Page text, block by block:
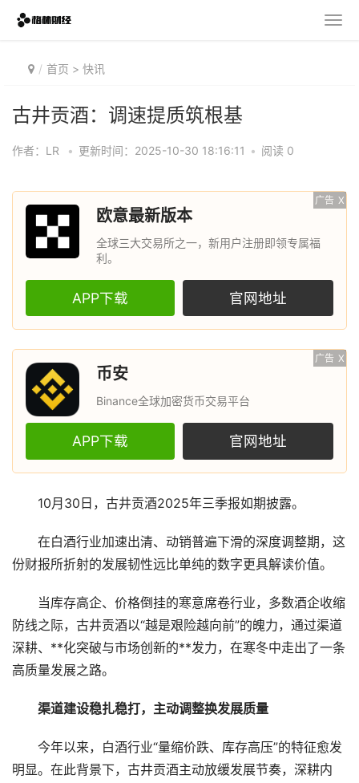
首页 > 快讯
古井贡酒：调速提质筑根基
作者：LR • 更新时间：2025-10-30 18:16:11 • 阅读 0
广告 X
欧意最新版本
全球三大交易所之一，新用户注册即领专属福
利。
APP下载 官网地址
广告 X
币安
Binance全球加密货币交易平台
APP下载 官网地址
10月30日，古井贡酒2025年三季报如期披露。
在白酒行业加速出清、动销普遍下滑的深度调整期，这
份财报所折射的发展韧性远比单纯的数字更具解读价值。
当库存高企、价格倒挂的寒意席卷行业，多数酒企收缩
防线之际，古井贡酒以“越是艰险越向前”的魄力，通过渠道
深耕、**化突破与市场创新的**发力，在寒冬中走出了一条
高质量发展之路。
渠道建设稳扎稳打，主动调整换发展质量
今年以来，白酒行业“量缩价跌、库存高压”的特征愈发
明显。在此背景下，古井贡酒主动放缓发展节奏，深耕内